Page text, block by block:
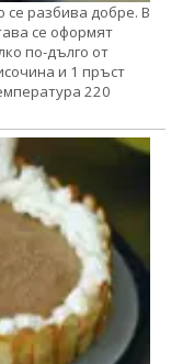
се разбива добре. В
се оформят
по-дълго от
и 1 пръст
220